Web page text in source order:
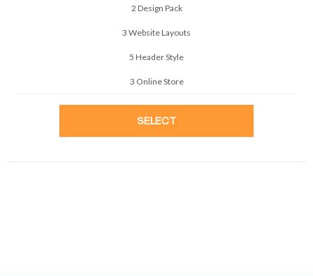
2 Design Pack
3 Website Layouts
5 Header Style
3 Online Store
SELECT